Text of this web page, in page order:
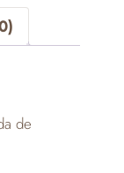
de